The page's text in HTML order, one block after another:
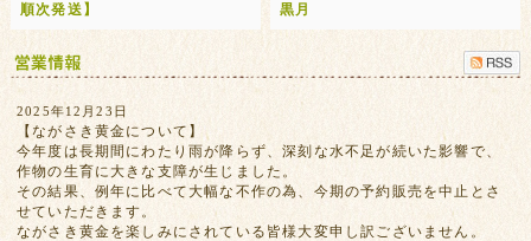
順次発送】
黒月
2025年12月23日
【ながさき黄金について】
今年度は長期間にわたり雨が降らず、深刻な水不足が続いた影響で、
作物の生育に大きな支障が生じました。
その結果、例年に比べて大幅な不作の為、今期の予約販売を中止とさ
せていただきます。
ながさき黄金を楽しみにされている皆様大変申し訳ございません。